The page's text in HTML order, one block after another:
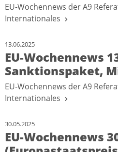
EU-Wochennews der A9
Internationales
13.06.2025
EU-Wochennews
Sanktionspaket,
EU-Wochennews der A9
Internationales
30.05.2025
EU-Wochennews